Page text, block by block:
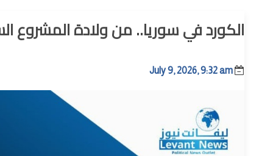
الكورد في سوريا.. من ولادة المشروع
July 9, 2026, 9:32 am